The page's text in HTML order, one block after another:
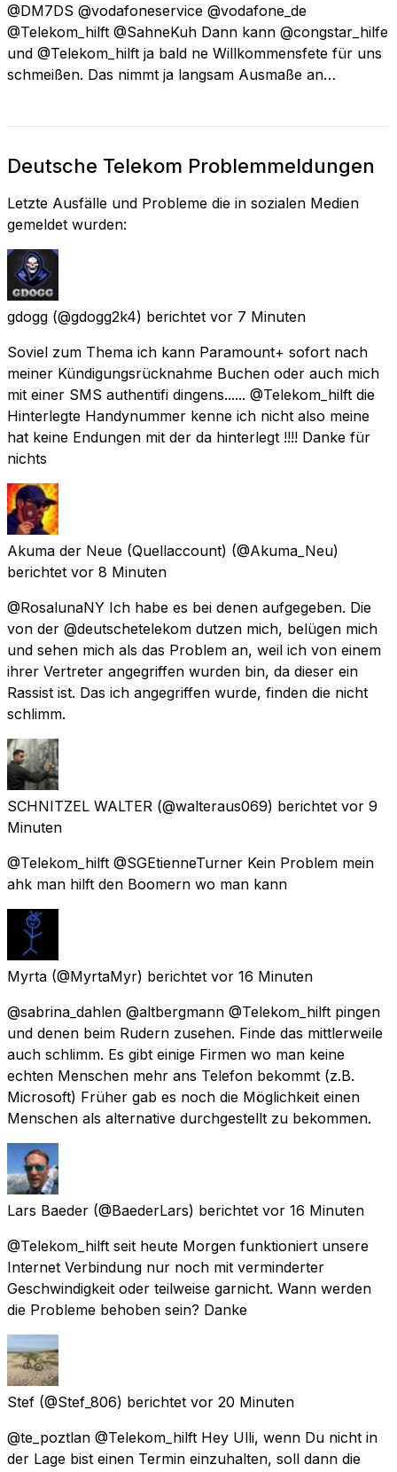
@DM7DS @vodafoneservice @vodafone_de
@Telekom_hilft @SahneKuh Dann kann @congstar_hilfe
und @Telekom_hilft ja bald ne Willkommensfete für uns
schmeißen. Das nimmt ja langsam Ausmaße an…
Deutsche Telekom Problemmeldungen
Letzte Ausfälle und Probleme die in sozialen Medien
gemeldet wurden:
gdogg (@gdogg2k4) berichtet vor 7 Minuten
Soviel zum Thema ich kann Paramount+ sofort nach
meiner Kündigungsrücknahme Buchen oder auch mich
mit einer SMS authentifi dingens...... @Telekom_hilft die
Hinterlegte Handynummer kenne ich nicht also meine
hat keine Endungen mit der da hinterlegt !!!! Danke für
nichts
Akuma der Neue (Quellaccount) (@Akuma_Neu)
berichtet vor 8 Minuten
@RosalunaNY Ich habe es bei denen aufgegeben. Die
von der @deutschetelekom dutzen mich, belügen mich
und sehen mich als das Problem an, weil ich von einem
ihrer Vertreter angegriffen wurden bin, da dieser ein
Rassist ist. Das ich angegriffen wurde, finden die nicht
schlimm.
SCHNITZEL WALTER (@walteraus069) berichtet vor 9
Minuten
@Telekom_hilft @SGEtienneTurner Kein Problem mein
ahk man hilft den Boomern wo man kann
Myrta (@MyrtaMyr) berichtet vor 16 Minuten
@sabrina_dahlen @altbergmann @Telekom_hilft pingen
und denen beim Rudern zusehen. Finde das mittlerweile
auch schlimm. Es gibt einige Firmen wo man keine
echten Menschen mehr ans Telefon bekommt (z.B.
Microsoft) Früher gab es noch die Möglichkeit einen
Menschen als alternative durchgestellt zu bekommen.
Lars Baeder (@BaederLars) berichtet vor 16 Minuten
@Telekom_hilft seit heute Morgen funktioniert unsere
Internet Verbindung nur noch mit verminderter
Geschwindigkeit oder teilweise garnicht. Wann werden
die Probleme behoben sein? Danke
Stef (@Stef_806) berichtet vor 20 Minuten
@te_poztlan @Telekom_hilft Hey Ulli, wenn Du nicht in
der Lage bist einen Termin einzuhalten, soll dann die